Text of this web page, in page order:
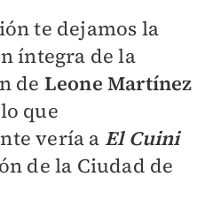
te dejamos la
íntegra de la
de Leone Martínez
que
vería a El Cuini
de la Ciudad de